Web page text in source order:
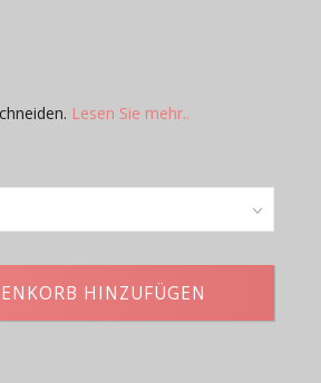
Lesen Sie mehr..
HINZUFÜGEN